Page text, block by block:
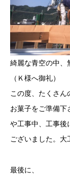
綺麗な青空の中、
（Ｋ様へ御礼）
この度、たくさん
お菓子をご準備下
や工事中、工事後
ございました。大
最後に、